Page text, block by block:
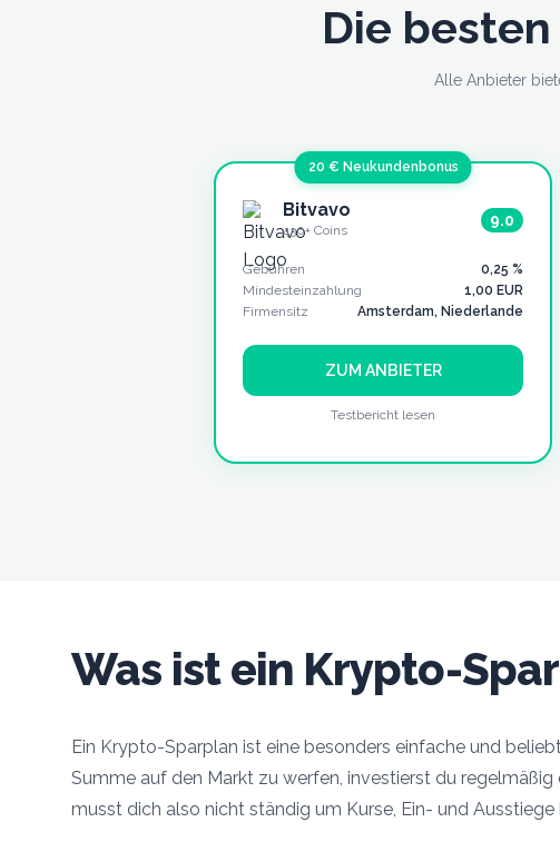
Die
Alle Anbieter
20 € Neukundenbonus
Bitvavo
430+ Coins
9.0
Gebühren
0,25 %
Mindesteinzahlung
1,00 EUR
Firmensitz
Amsterdam, Niederlande
ZUM ANBIETER
Testbericht lesen
Was ist ein Krypto-
Ein Krypto-Sparplan ist eine besonders einfache und
Summe auf den Markt zu werfen, investierst du
musst dich also nicht ständig um Kurse, Ein- und Ausstiege